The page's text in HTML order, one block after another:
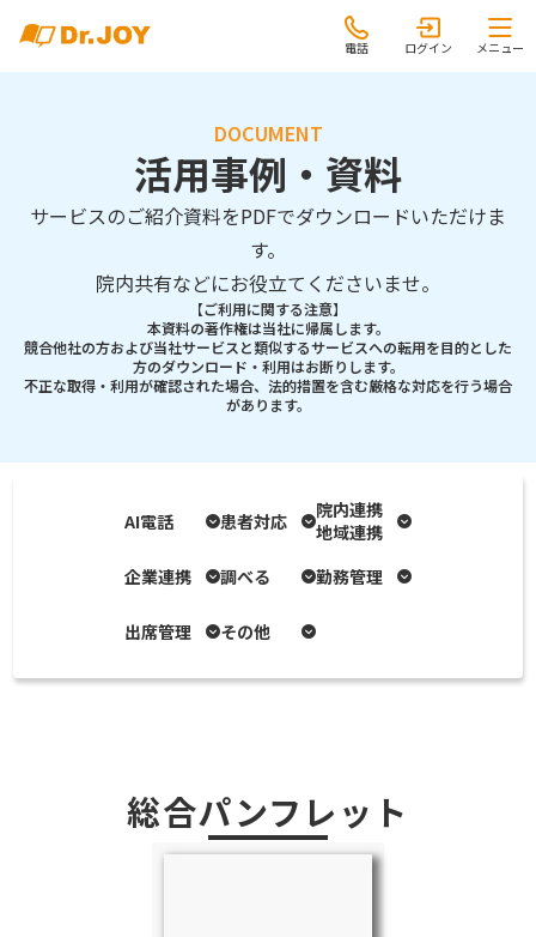
電話 ログイン メニュー
DOCUMENT
活用事例・資料
サービスのご紹介資料をPDFでダウンロードいただけま
す。
院内共有などにお役立てくださいませ。
【ご利用に関する注意】
本資料の著作権は当社に帰属します。
競合他社の方および当社サービスと類似するサービスへの転用を目的とした
方のダウンロード・利用はお断りします。
不正な取得・利用が確認された場合、法的措置を含む厳格な対応を行う場合
があります。
AI電話
企業連携
出席管理
患者対応
調べる
その他
院内連携
地域連携
勤務管理
総合パンフレット